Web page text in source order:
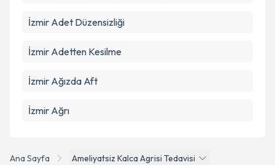
Ana Sayfa
Ameliyatsiz Kalca Agrisi Tedavisi
İzmir Adet Düzensizliği
İzmir Adetten Kesilme
İzmir Ağızda Aft
İzmir Ağrı